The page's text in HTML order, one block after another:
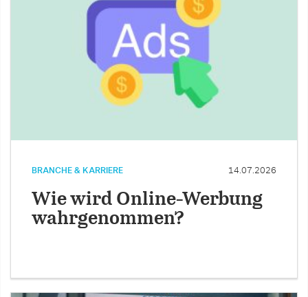
BRANCHE & KARRIERE 14.07.2026
Wie wird Online-Werbung
wahrgenommen?